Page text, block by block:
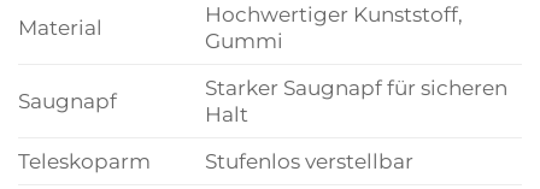
Material
Hochwertiger Kunststoff,
Gummi
Saugnapf
Starker Saugnapf für sicheren
Halt
Teleskoparm
Stufenlos verstellbar